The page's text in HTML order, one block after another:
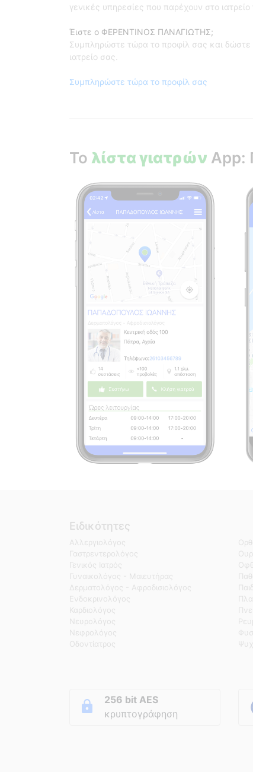
γενικές υπηρεσίες που παρέχουν στο ιατρείο
Έιστε ο ΦΕΡΕΝΤΙΝΟΣ ΠΑΝΑΓΙΩΤΗΣ;
Συμπληρώστε τώρα το προφίλ σας και
ιατρείο σας.
Συμπληρώστε τώρα το προφίλ σας
Το λίστα γιατρών App:
Ειδικότητες
Αλλεργιολόγος
Γαστρεντερολόγος
Γενικός Ιατρός
Γυναικολόγος - Μαιευτήρας
Δερματολόγος - Αφροδισιολόγος
Ενδοκρινολόγος
Καρδιολόγος
Νευρολόγος
Νεφρολόγος
Οδοντίατρος
256 bit AES
κρυπτογράφηση